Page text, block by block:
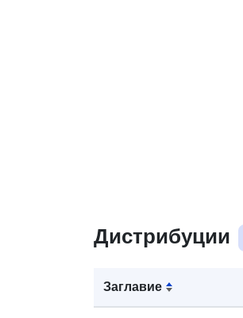
Дистрибуции
Заглавие